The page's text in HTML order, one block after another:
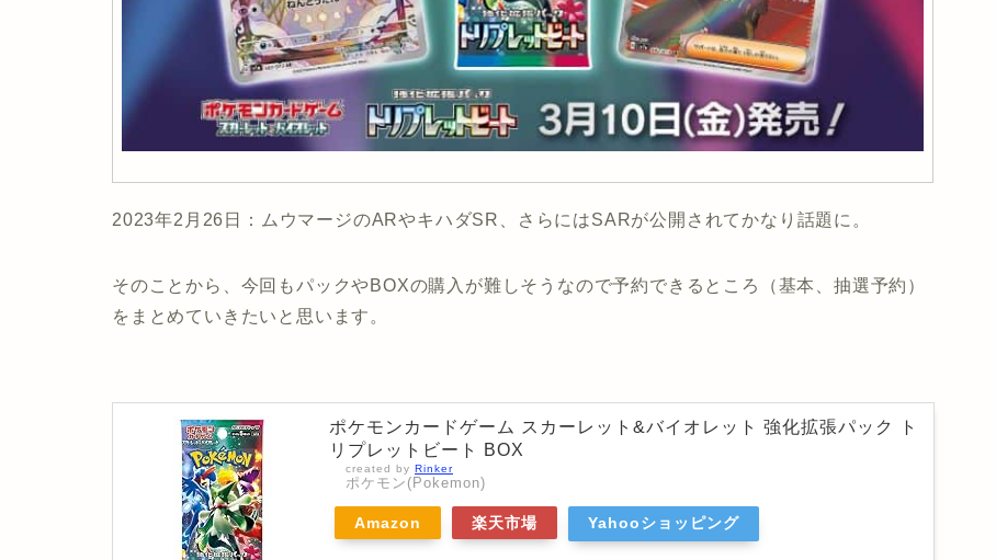
2023年2月26日：ムウマージのARやキハダSR、さらにはSARが公開されてかなり話題に。
そのことから、今回もパックやBOXの購入が難しそうなので予約できるところ（基本、抽選予約）
をまとめていきたいと思います。
ポケモンカードゲーム スカーレット&バイオレット 強化拡張パック ト
リプレットビート BOX
created by Rinker
ポケモン(Pokemon)
Amazon 楽天市場 Yahooショッピング